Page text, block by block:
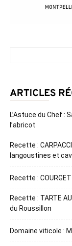
ARTICLES
L’Astuce du Chef :
l’abricot
Recette :
langoustines et
Recette :
Recette : TARTE
du Roussillon
Domaine viticole :